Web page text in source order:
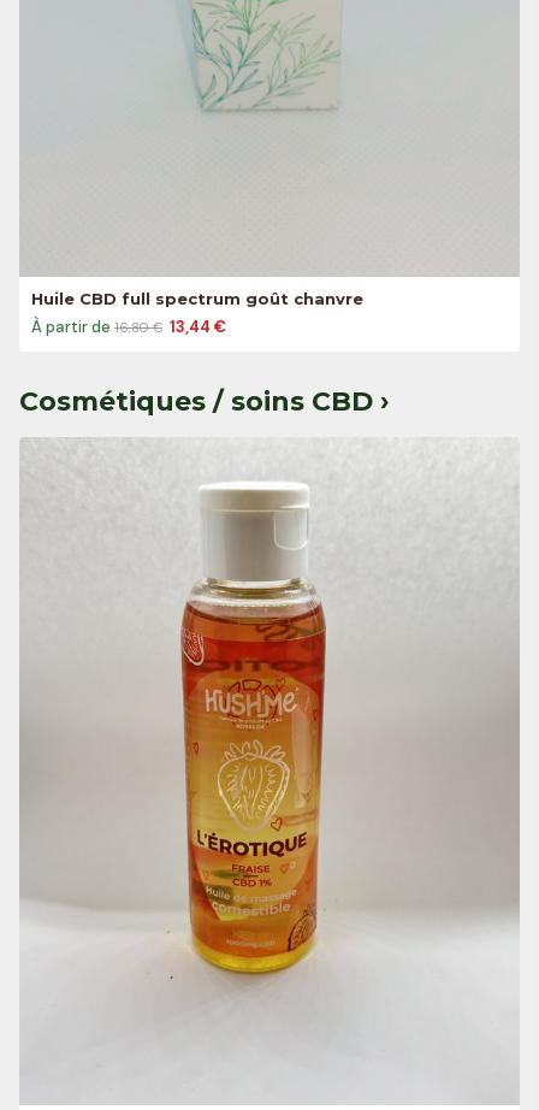
Huile CBD full spectrum goût chanvre
À partir de 16,80 € 13,44 €
Cosmétiques / soins CBD ›